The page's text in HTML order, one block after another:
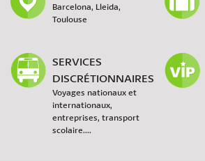
Barcelona, Lleida,
Toulouse
SERVICES
DISCRÉTIONNAIRES
Voyages nationaux et
internationaux,
entreprises, transport
scolaire....